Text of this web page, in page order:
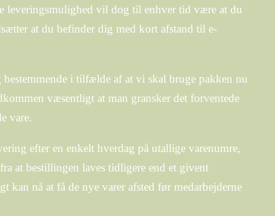
leveringsmulighed vil dog til enhver tid være at du
at du befinder dig med kort afstand til e-
i tilfælde af at vi skal bruge pakken nu
væsentligt at man gransker det forventede
vare.
efter en enkelt hverdag på utallige varenumre,
at bestillingen laves tidligere end et givent
kan nå at få de nye varer afsted før medarbejderne